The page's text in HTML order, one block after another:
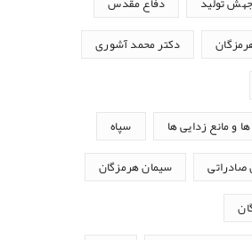
جهش تولید دفاع مقدس
دکتر محمد آشوری
و مانع زدایی ها سپاه
صادراتی سیمان هرمزگان